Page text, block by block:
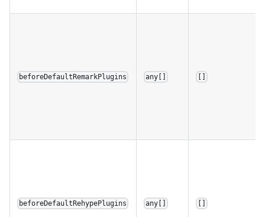
beforeDefaultRemarkPlugins any[]
beforeDefaultRehypePlugins any[]